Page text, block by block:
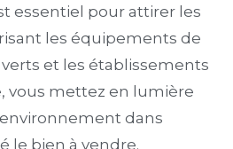
essentiel pour attirer les
les équipements de
verts et les établissements
vous mettez en lumière
dans
le bien à vendre.